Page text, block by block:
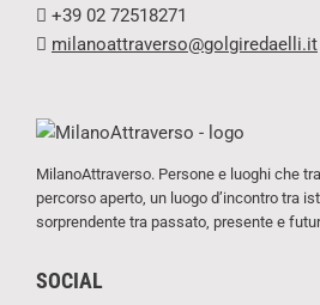
+39 02 72518271
milanoattraverso@golgiredaelli.it
MilanoAttraverso. Persone e luoghi che
percorso aperto, un luogo d’incontro tra
sorprendente tra passato, presente e
SOCIAL